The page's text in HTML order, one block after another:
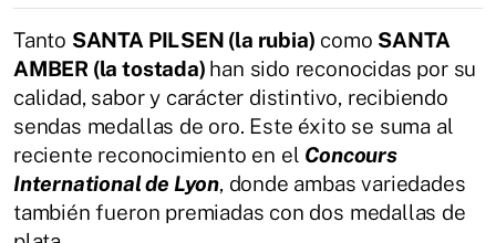
Tanto SANTA PILSEN (la rubia) como SANTA
AMBER (la tostada) han sido reconocidas por su
calidad, sabor y carácter distintivo, recibiendo
sendas medallas de oro. Este éxito se suma al
reciente reconocimiento en el Concours
International de Lyon, donde ambas variedades
también fueron premiadas con dos medallas de